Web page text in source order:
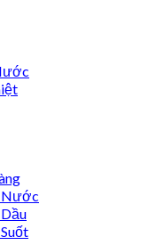
Nước